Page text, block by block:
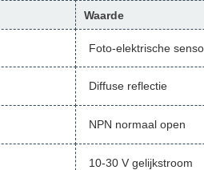
Waarde
Foto-elektrische
Diffuse reflectie
NPN normaal open
10-30 V gelijkstroom